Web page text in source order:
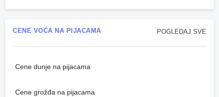
POGLEDAJ SVE
CENE VOĆA NA PIJACAMA
Cene dunje na pijacama
Cene grožđa na pijacama